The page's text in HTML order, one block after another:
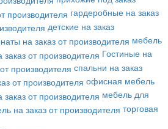
гардеробные на заказ
детские на заказ
мебель
Гостиные на
спальни на заказ
офисная мебель
мебель для
торговая